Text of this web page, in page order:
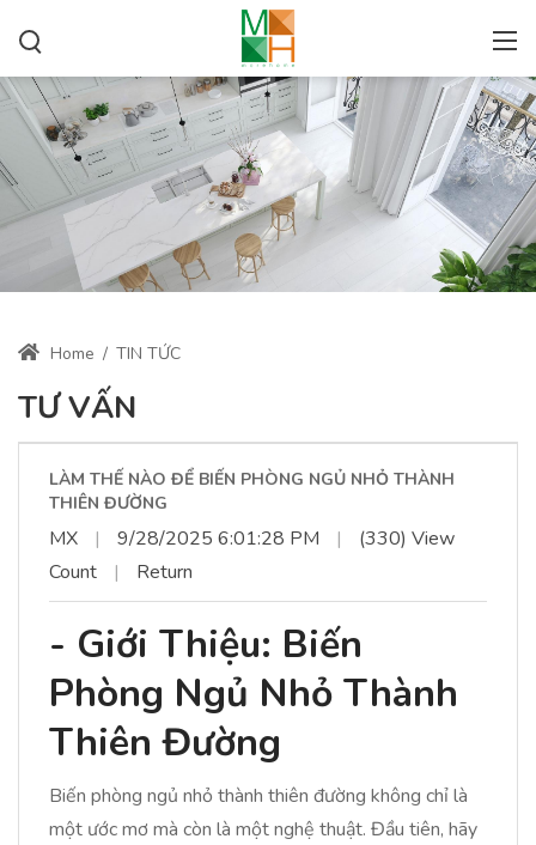
Home / TIN TỨC
TƯ VẤN
LÀM THẾ NÀO ĐỂ BIẾN PHÒNG NGỦ NHỎ THÀNH
THIÊN ĐƯỜNG
MX | 9/28/2025 6:01:28 PM |
(330) View
Count
| Return
- Giới Thiệu: Biến
Phòng Ngủ Nhỏ Thành
Thiên Đường
Biến phòng ngủ nhỏ thành thiên đường không chỉ là
một ước mơ mà còn là một nghệ thuật. Đầu tiên, hãy